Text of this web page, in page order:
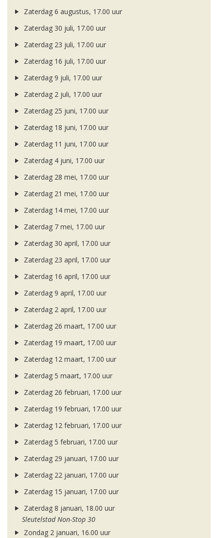
Zaterdag 6 augustus, 17.00 uur
Zaterdag 30 juli, 17.00 uur
Zaterdag 23 juli, 17.00 uur
Zaterdag 16 juli, 17.00 uur
Zaterdag 9 juli, 17.00 uur
Zaterdag 2 juli, 17.00 uur
Zaterdag 25 juni, 17.00 uur
Zaterdag 18 juni, 17.00 uur
Zaterdag 11 juni, 17.00 uur
Zaterdag 4 juni, 17.00 uur
Zaterdag 28 mei, 17.00 uur
Zaterdag 21 mei, 17.00 uur
Zaterdag 14 mei, 17.00 uur
Zaterdag 7 mei, 17.00 uur
Zaterdag 30 april, 17.00 uur
Zaterdag 23 april, 17.00 uur
Zaterdag 16 april, 17.00 uur
Zaterdag 9 april, 17.00 uur
Zaterdag 2 april, 17.00 uur
Zaterdag 26 maart, 17.00 uur
Zaterdag 19 maart, 17.00 uur
Zaterdag 12 maart, 17.00 uur
Zaterdag 5 maart, 17.00 uur
Zaterdag 26 februari, 17.00 uur
Zaterdag 19 februari, 17.00 uur
Zaterdag 12 februari, 17.00 uur
Zaterdag 5 februari, 17.00 uur
Zaterdag 29 januari, 17.00 uur
Zaterdag 22 januari, 17.00 uur
Zaterdag 15 januari, 17.00 uur
Zaterdag 8 januari, 18.00 uur
Sleutelstad Non-Stop 30
Zondag 2 januari, 16.00 uur